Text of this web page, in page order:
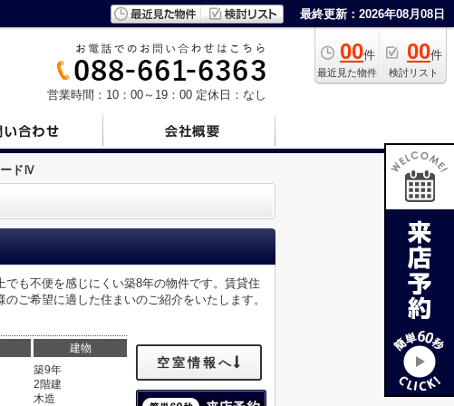
最終更新：2026年08月08日
00件
最近見た物件
00件
検討リスト
営業時間：10：00～19：00 定休日：なし
ードⅣ
も不便を感じにくい築8年の物件です。賃貸住
ご希望に適した住まいのご紹介をいたします。
建物
築9年
2階建
木造
空室情報へ